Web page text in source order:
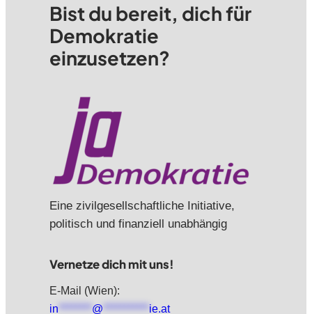
Bist du bereit, dich für
Demokratie
einzusetzen?
Eine zivilgesellschaftliche Initiative,
politisch und finanziell unabhängig
Vernetze dich mit uns!
E-Mail (Wien):
in ******** @ *********** ie.at